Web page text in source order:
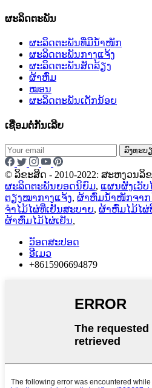
ຜະລິດຕະພັນ
ຜະລິດຕະພັນທີ່ມີນ້ຳໜັກ
ຜະລິດຕະພັນກາງແຈ້ງ
ຜະລິດຕະພັນສັດລ້ຽງ
ຜ້າຫົ່ມ
ໝອນ
ຜະລິດຕະພັນເດັກນ້ອຍ
ເຊື່ອມຕໍ່ກັນເລີຍ
ລົງທະບ
© ລິຂະສິດ - 2010-2022: ສະຫງວນ
ຜະລິດຕະພັນຍອດນິຍົມ, ແຜນຜັງເວັບ
ຕຽງໝາກາງແຈ້ງ, ຜ້າຫົ່ມນ້ຳໜັກຈາກ
ຈຳໄມ້ໄຜ່ທີ່ເຢັນສະບາຍ, ຜ້າຫົ່ມໄມ້ໄ
ຜ້າຫົ່ມໄມ້ໄຜ່ເຢັນ,
ວັອດສະປອດ
ອີເມວ
+8615906694879